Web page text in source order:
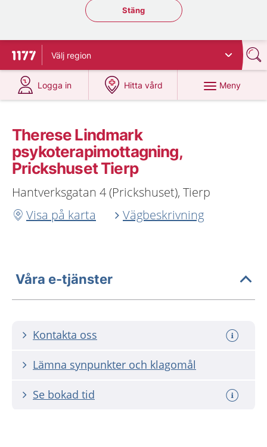
Stäng regionsväljaren
Stäng
Till startsidan för 1177
Välj region
Logga in
på 1177.se
Hitta vård
på 1177.se
Meny
Therese Lindmark
psykoterapimottagning,
Prickshuset Tierp
Hantverksgatan 4 (Prickshuset), Tierp
Visa på karta
Vägbeskrivning
Våra e-tjänster
Kontakta oss
Lämna synpunkter och klagomål
Se bokad tid